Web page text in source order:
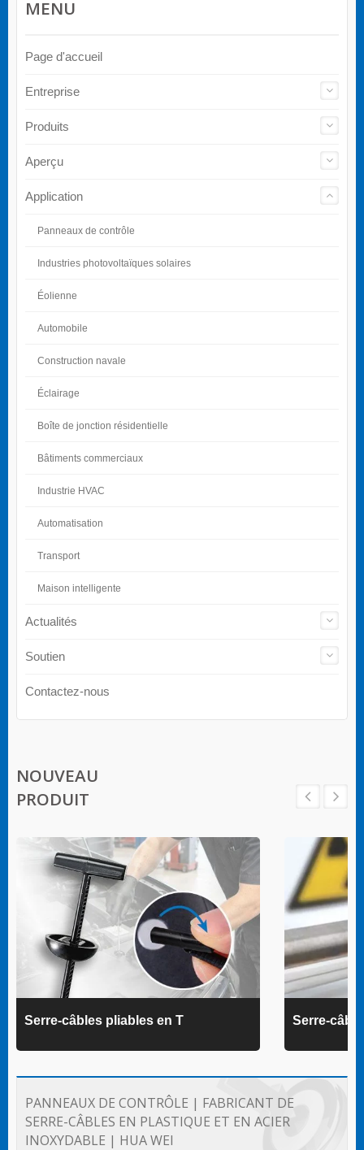
MENU
Page d'accueil
Entreprise
Produits
Aperçu
Application
Panneaux de contrôle
Industries photovoltaïques solaires
Éolienne
Automobile
Construction navale
Éclairage
Boîte de jonction résidentielle
Bâtiments commerciaux
Industrie HVAC
Automatisation
Transport
Maison intelligente
Actualités
Soutien
Contactez-nous
NOUVEAU
PRODUIT
Serre-câbles pliables en T Serre-
PANNEAUX DE CONTRÔLE | FABRICANT DE
SERRE-CÂBLES EN PLASTIQUE ET EN ACIER
INOXYDABLE | HUA WEI